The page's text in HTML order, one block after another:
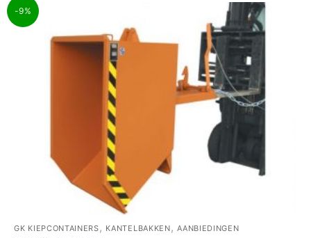
-9%
GK KIEPCONTAINERS, KANTELBAKKEN,AANBIEDINGEN